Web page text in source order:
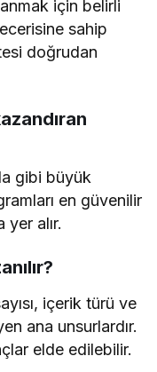
için belirli
sahip
doğrudan
gibi büyük
en güvenilir
yer alır.
içerik türü ve
ana unsurlardır.
elde edilebilir.